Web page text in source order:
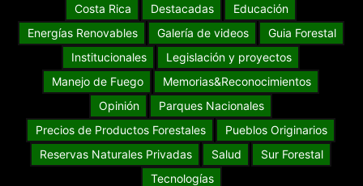
Costa Rica
Destacadas
Educación
Energías Renovables
Galería de videos
Guia Forestal
Institucionales
Legislación y proyectos
Manejo de Fuego
Memorias&Reconocimientos
Opinión
Parques Nacionales
Precios de Productos Forestales
Pueblos Originarios
Reservas Naturales Privadas
Salud
Sur Forestal
Tecnologías